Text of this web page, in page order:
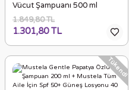
Vücut Şampuanı 500 ml
1.849,80 TL
1.301,80 TL
Tükendi